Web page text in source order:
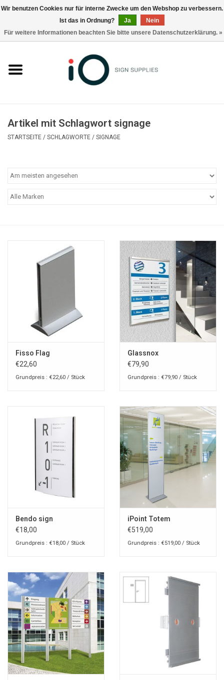
Marken
Artikel mit Schlagwort signage
STARTSEITE / SCHLAGWORTE / SIGNAGE
Fisso Flag
€22,60
Grundpreis : €22,60 / Stück
Glassnox
€79,90
Grundpreis : €79,90 / Stück
Bendo sign
€18,00
Grundpreis : €18,00 / Stück
iPoint Totem
€519,00
Grundpreis : €519,00 / Stück
Wir benutzen Cookies nur für interne Zwecke um den Webshop zu verbessern.
Ist das in Ordnung?
Ja
Nein
Für weitere Informationen beachten Sie bitte unsere Datenschutzerklärung. »